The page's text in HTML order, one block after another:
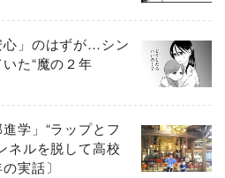
心」のはずが…シン
た“魔の２年
学」“ラップとフ
ネルを脱して高校
実話〕